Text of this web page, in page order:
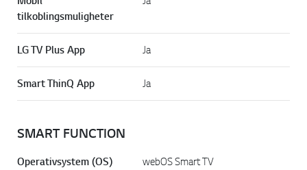
tilkoblingsmuligheter
LG TV Plus App Ja
Smart ThinQ App Ja
SMART FUNCTION
Operativsystem (OS) webOS Smart TV